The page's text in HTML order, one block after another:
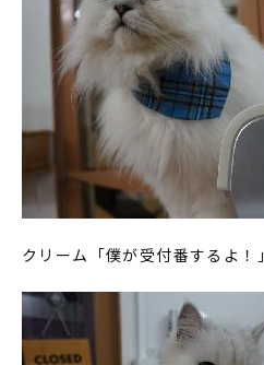
クリーム「僕が受付番するよ！」